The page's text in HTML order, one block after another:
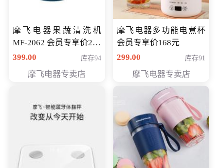
摩飞电器果蔬清洗机
MF-2062 会员专享价268
元
399.00 库存94
摩飞电器专卖店
摩飞电器多功能电煮杯
会员专享价168元
299.00
库存91
摩飞电器专卖店